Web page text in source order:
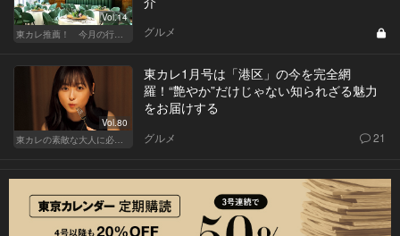
Vol.14
東カレ推薦！ 今月の行くべき店
グルメ
Vol.80
東カレの素敵な大人に必要なこと
東カレ1月号は「港区」の今を完全網
羅！“艶やか”だけじゃない知られざる魅力
をお届けする
グルメ 21